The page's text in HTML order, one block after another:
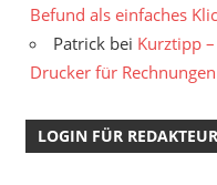
Befund als einfaches
Patrick bei Kurztipp
Drucker für
LOGIN FÜR